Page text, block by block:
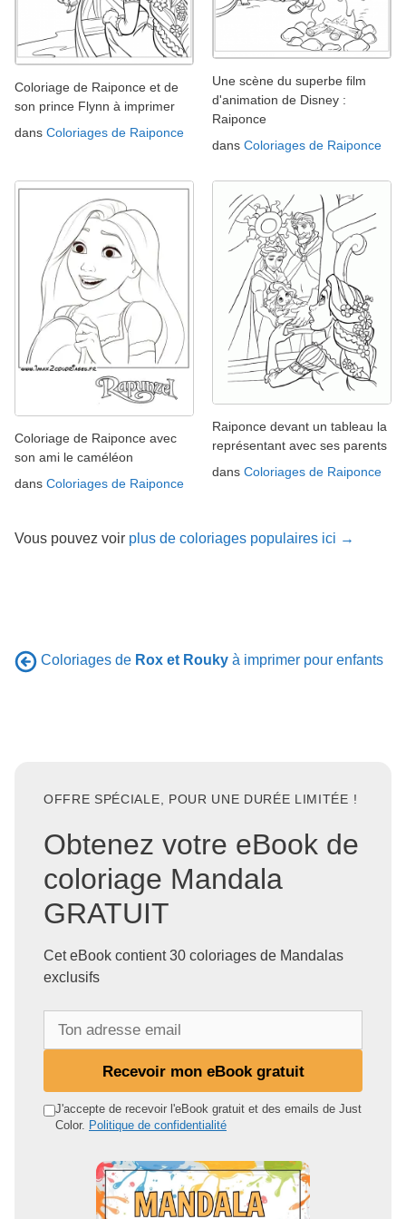
Coloriage de Raiponce et de
son prince Flynn à imprimer
dans Coloriages de Raiponce
Une scène du superbe film
d'animation de Disney :
Raiponce
dans Coloriages de Raiponce
Coloriage de Raiponce avec
son ami le caméléon
dans Coloriages de Raiponce
Raiponce devant un tableau la
représentant avec ses parents
dans Coloriages de Raiponce
Vous pouvez voir plus de coloriages populaires ici →
Coloriages de Rox et Rouky à imprimer pour enfants
OFFRE SPÉCIALE, POUR UNE DURÉE LIMITÉE !
Obtenez votre eBook de
coloriage Mandala
GRATUIT
Cet eBook contient 30 coloriages de Mandalas
exclusifs
d
Recevoir mon eBook gratuit
J'accepte de recevoir l'eBook gratuit et des emails de Just
Color. Politique de confidentialité